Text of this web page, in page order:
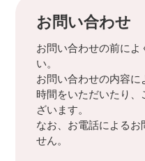
お問い合わせ
お問い合わせの前によ
い。
お問い合わせの内容
時間をいただいたり
ざいます。
なお、お電話によるお
せん。